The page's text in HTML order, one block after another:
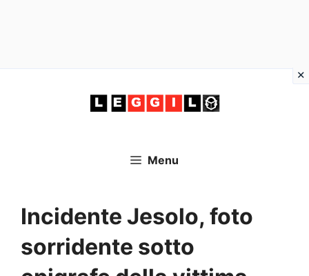
Menu
Incidente Jesolo, foto
sorridente sotto